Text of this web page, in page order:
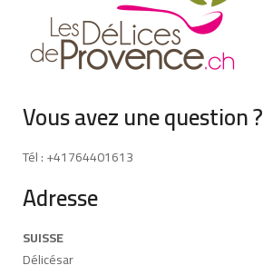
Vous avez une question ?
Tél : +41764401613
Adresse
SUISSE
Délicésar